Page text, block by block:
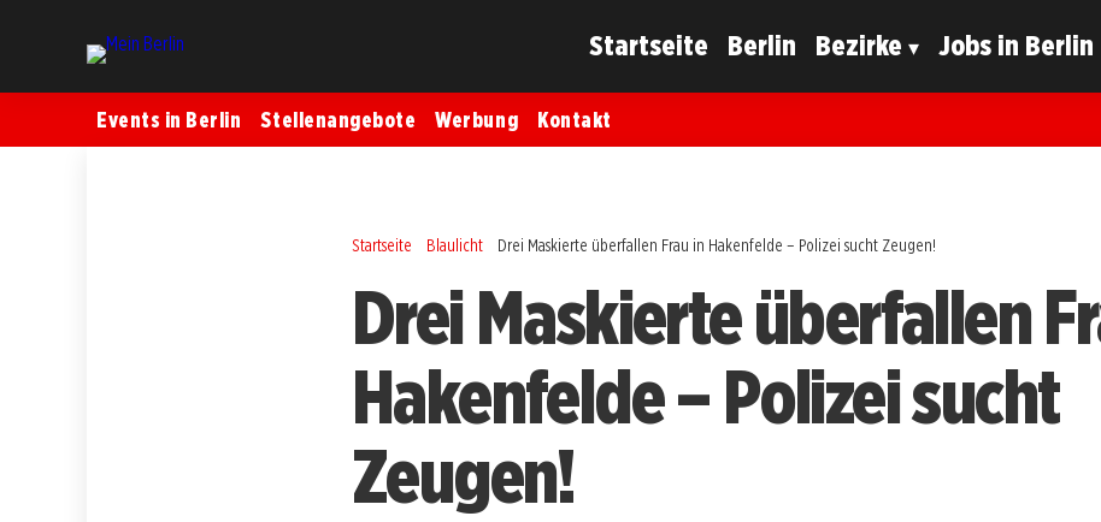
Startseite Berlin Bezirke Jobs in Berlin
Events in Berlin Stellenangebote Werbung Kontakt
Startseite Blaulicht Drei Maskierte überfallen Frau in Hakenfelde – Polizei sucht Zeugen!
Drei Maskierte überfallen
Hakenfelde – Polizei sucht
Zeugen!